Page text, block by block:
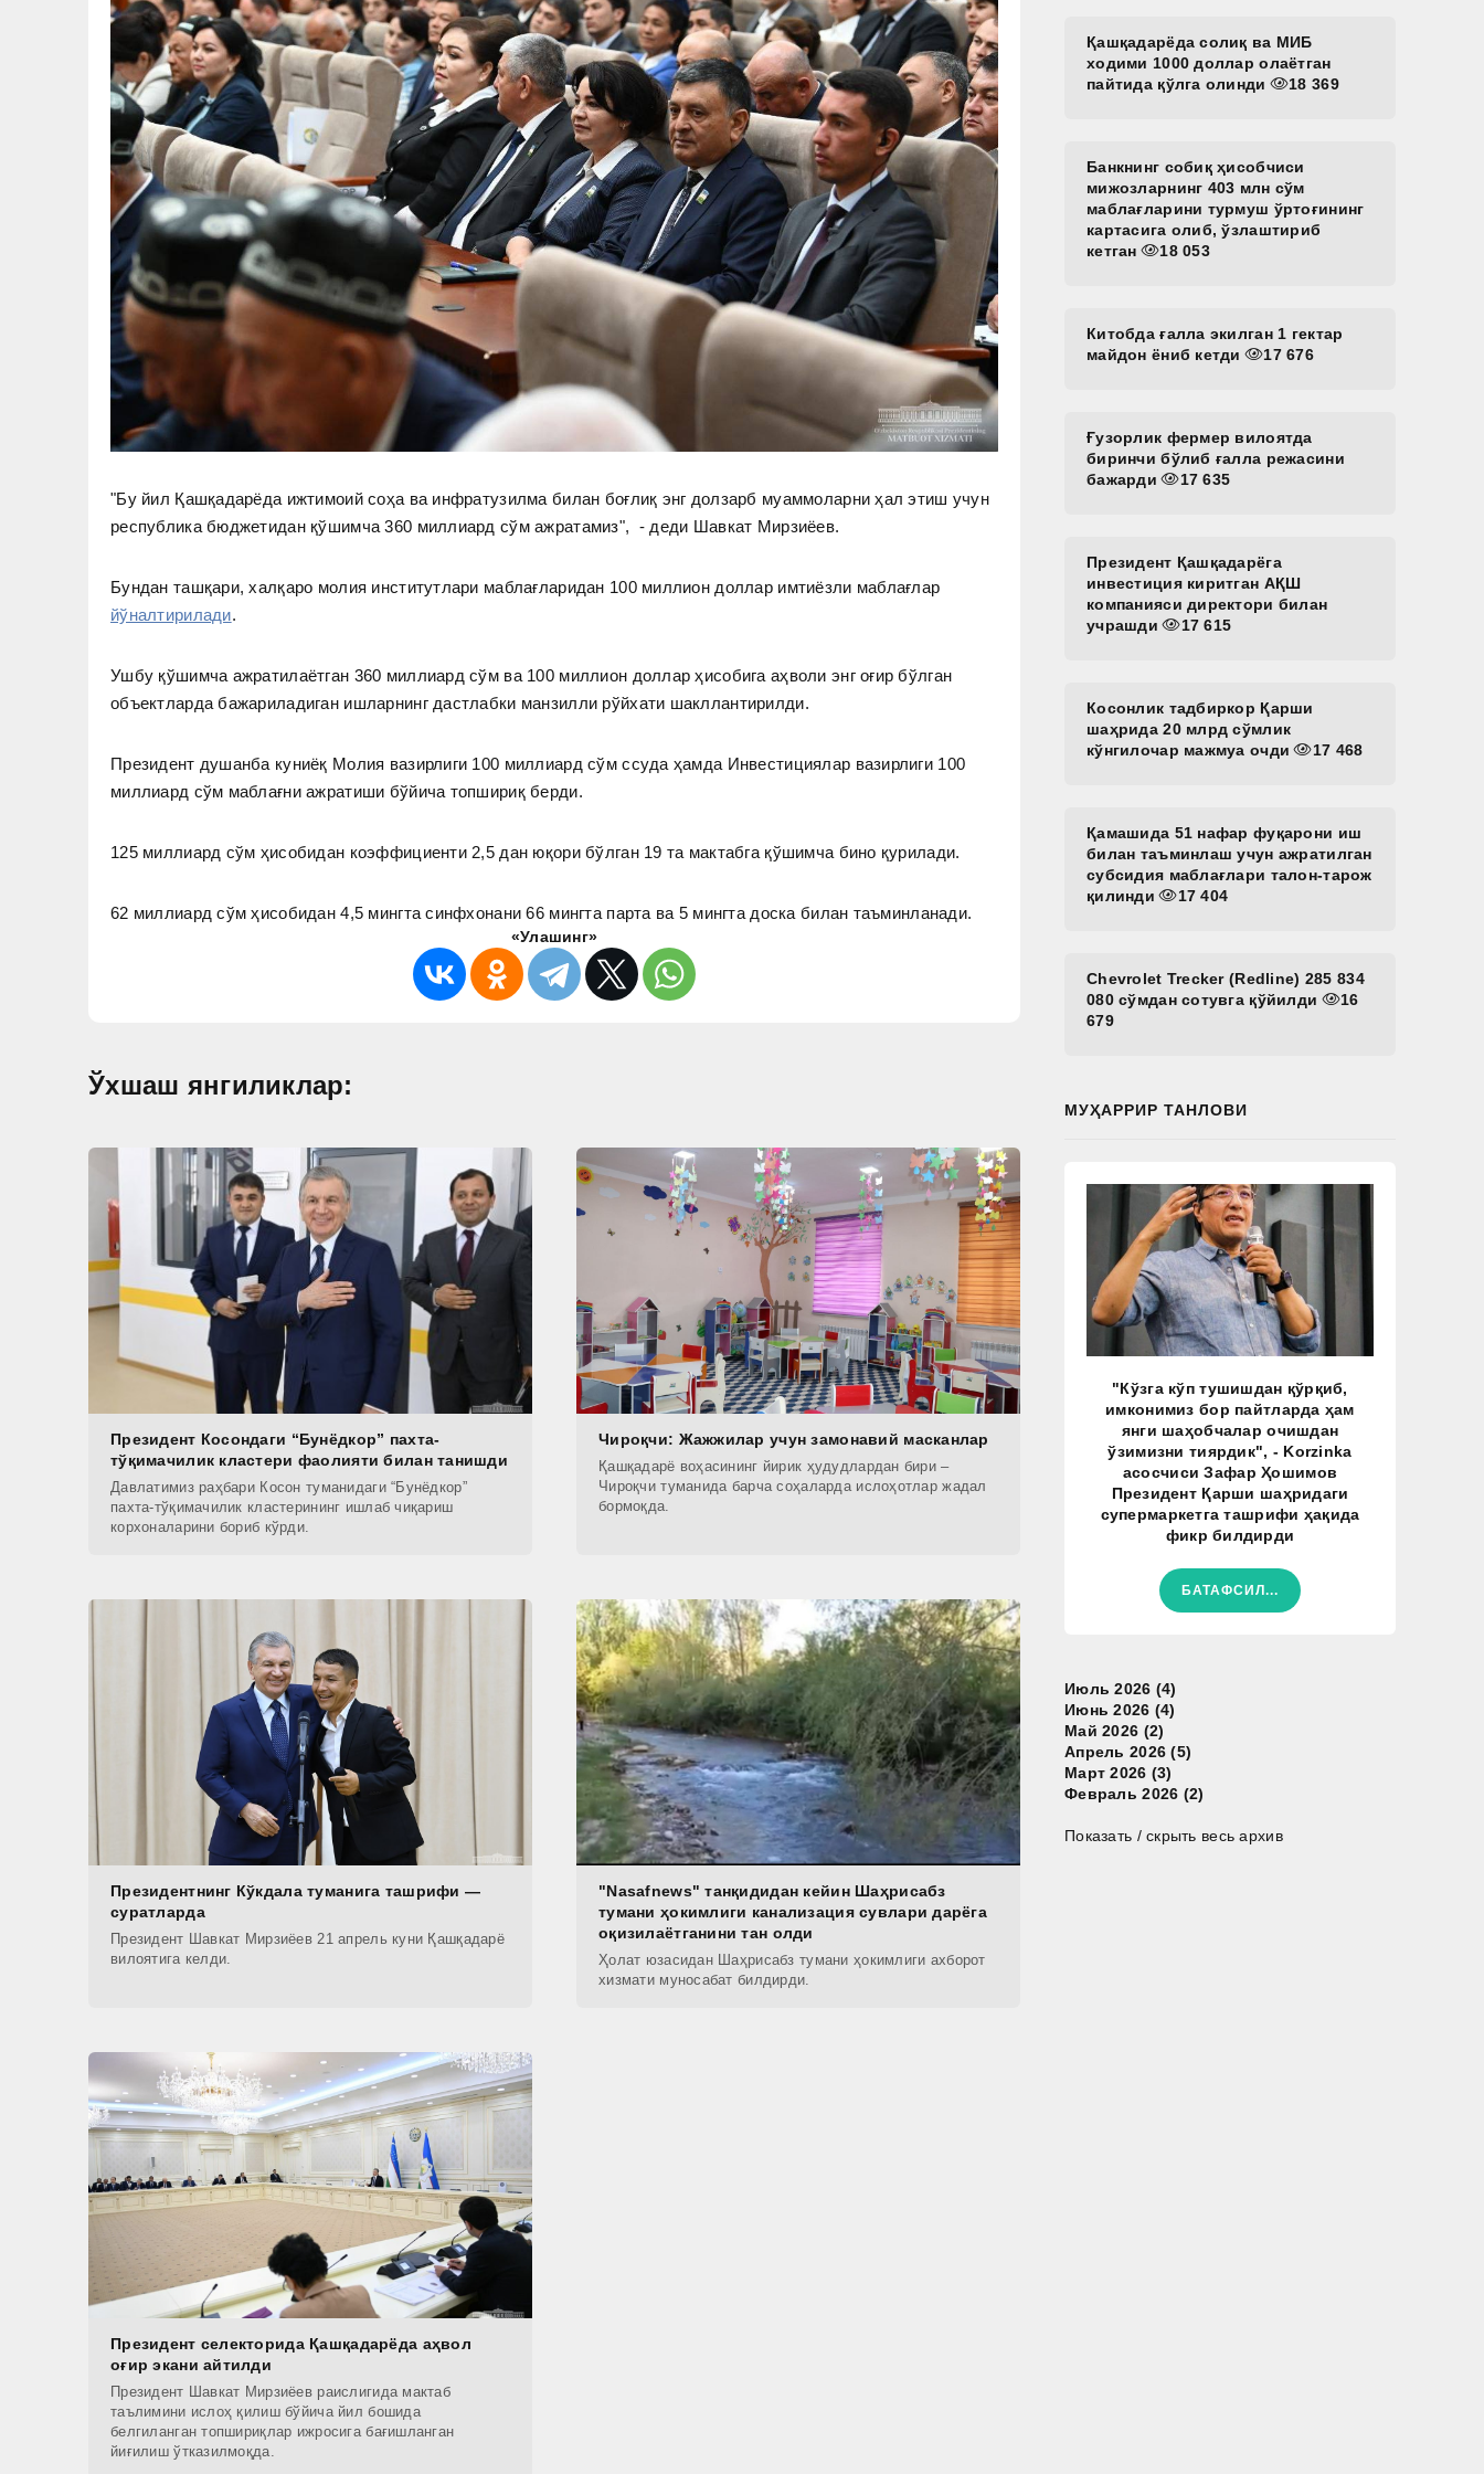
"Бу йил Қашқадарёда ижтимоий соҳа ва инфратузилма билан боғлиқ энг долзарб муаммоларни ҳал этиш учун
республика бюджетидан қўшимча 360 миллиард сўм ажратамиз", - деди Шавкат Мирзиёев.
Бундан ташқари, халқаро молия институтлари маблағларидан 100 миллион доллар имтиёзли маблағлар
йўналтирилади.
Ушбу қўшимча ажратилаётган 360 миллиард сўм ва 100 миллион доллар ҳисобига аҳволи энг оғир бўлган
объектларда бажариладиган ишларнинг дастлабки манзилли рўйхати шакллантирилди.
Президент душанба куниёқ Молия вазирлиги 100 миллиард сўм ссуда ҳамда Инвестициялар вазирлиги 100
миллиард сўм маблағни ажратиши бўйича топшириқ берди.
125 миллиард сўм ҳисобидан коэффициенти 2,5 дан юқори бўлган 19 та мактабга қўшимча бино қурилади.
62 миллиард сўм ҳисобидан 4,5 мингта синфхонани 66 мингта парта ва 5 мингта доска билан таъминланади.
«Улашинг»
Ўхшаш янгиликлар:
Президент Косондаги “Бунёдкор” пахта-
тўқимачилик кластери фаолияти билан танишди
Давлатимиз раҳбари Косон туманидаги “Бунёдкор”
пахта-тўқимачилик кластерининг ишлаб чиқариш
корхоналарини бориб кўрди.
Чироқчи: Жажжилар учун замонавий масканлар
Қашқадарё воҳасининг йирик ҳудудлардан бири –
Чироқчи туманида барча соҳаларда ислоҳотлар жадал
бормоқда.
Президентнинг Кўкдала туманига ташрифи —
суратларда
Президент Шавкат Мирзиёев 21 апрель куни Қашқадарё
вилоятига келди.
"Nasafnews" танқидидан кейин Шаҳрисабз
тумани ҳокимлиги канализация сувлари дарёга
оқизилаётганини тан олди
Ҳолат юзасидан Шаҳрисабз тумани ҳокимлиги ахборот
хизмати муносабат билдирди.
Президент селекторида Қашқадарёда аҳвол
оғир экани айтилди
Президент Шавкат Мирзиёев раислигида мактаб
таълимини ислоҳ қилиш бўйича йил бошида
белгиланган топшириқлар ижросига бағишланган
йиғилиш ўтказилмоқда.
Қашқадарёда солиқ ва МИБ
ходими 1000 доллар олаётган
пайтида қўлга олинди
18 369
Банкнинг собиқ ҳисобчиси
мижозларнинг 403 млн сўм
маблағларини турмуш ўртоғининг
картасига олиб, ўзлаштириб
кетган
18 053
Китобда ғалла экилган 1 гектар
майдон ёниб кетди
17 676
Ғузорлик фермер вилоятда
биринчи бўлиб ғалла режасини
бажарди
17 635
Президент Қашқадарёга
инвестиция киритган АҚШ
компанияси директори билан
учрашди
17 615
Косонлик тадбиркор Қарши
шаҳрида 20 млрд сўмлик
кўнгилочар мажмуа очди
17 468
Қамашида 51 нафар фуқарони иш
билан таъминлаш учун ажратилган
субсидия маблағлари талон-тарож
қилинди
17 404
Chevrolet Trecker (Redline) 285 834
080 сўмдан сотувга қўйилди
16
679
МУҲАРРИР ТАНЛОВИ
"Кўзга кўп тушишдан қўрқиб,
имконимиз бор пайтларда ҳам
янги шаҳобчалар очишдан
ўзимизни тиярдик", - Korzinka
асосчиси Зафар Ҳошимов
Президент Қарши шаҳридаги
супермаркетга ташрифи ҳақида
фикр билдирди
БАТАФСИЛ...
Июль 2026 (4)
Июнь 2026 (4)
Май 2026 (2)
Апрель 2026 (5)
Март 2026 (3)
Февраль 2026 (2)
Показать / скрыть весь архив